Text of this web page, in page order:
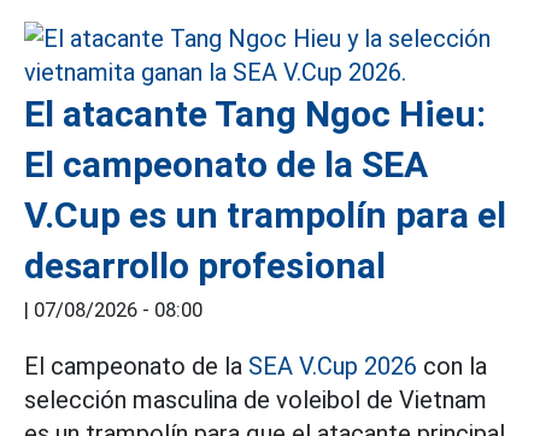
El atacante Tang Ngoc Hieu:
El campeonato de la SEA
V.Cup es un trampolín para el
desarrollo profesional
| 07/08/2026 - 08:00
El campeonato de la SEA V.Cup 2026 con la
selección masculina de voleibol de Vietnam